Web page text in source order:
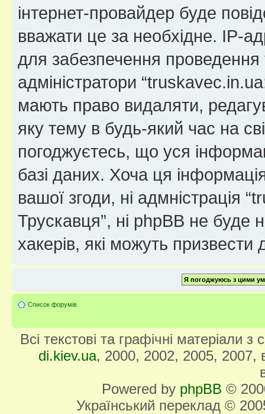
інтернет-провайдер буде
вважати це за необхідне. IP-
для забезпечення проведення
адміністратори
мають право видаляти,
яку тему в будь-який час на
погоджуєтесь, що уся
базі даних. Хоча ця
вашої згоди, ні адмністрація
Трускавця”, ні phpBB не буде
хакерів, які можуть
Список форумів
Всі текстові та графічні матеріали
di.kiev.ua, 2000, 2002, 2005, 2007,
Powered by phpBB ©
Український переклад ©